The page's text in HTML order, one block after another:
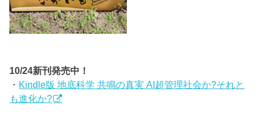
10/24新刊発売中！
・ Kindle版 地底科学 共鳴の真実 AI超管理社会か?それと
も進化か?